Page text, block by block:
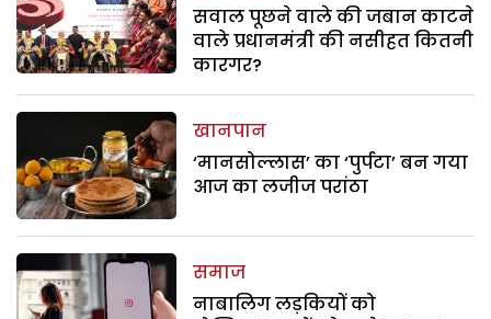
सवाल पूछने वाले की जबान काटने
वाले प्रधानमंत्री की नसीहत कितनी
कारगर?
खानपान
‘मानसोल्लास’ का ‘पुर्पटा’ बन गया
आज का लजीज परांठा
समाज
नाबालिग लड़कियों को